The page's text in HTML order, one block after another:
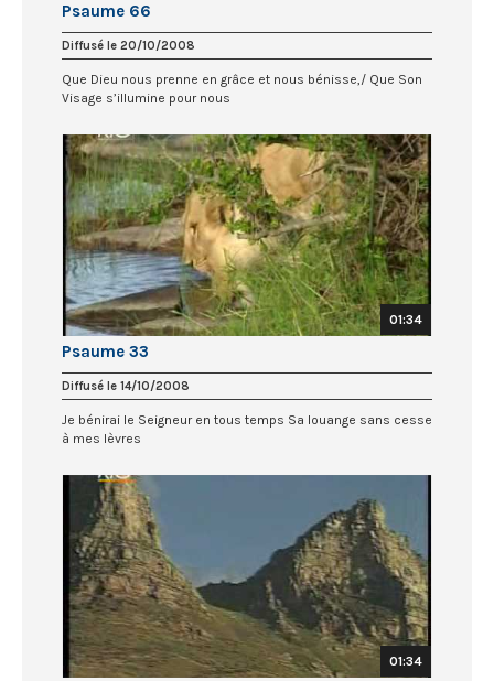
Psaume 66
Diffusé le 20/10/2008
Que Dieu nous prenne en grâce et nous bénisse,/ Que Son
Visage s’illumine pour nous
01:34
Psaume 33
Diffusé le 14/10/2008
Je bénirai le Seigneur en tous temps Sa louange sans cesse
à mes lèvres
01:34